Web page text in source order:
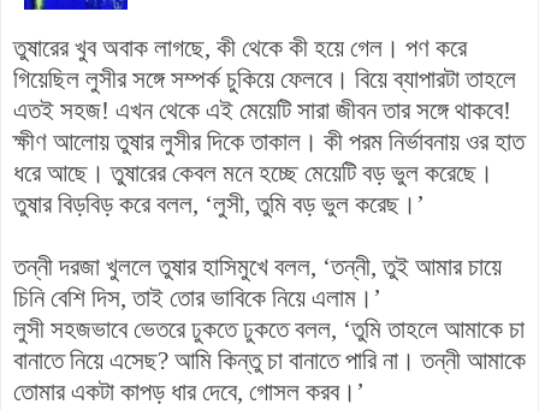
তুষারের খুব অবাক লাগছে, কী থেকে কী হয়ে গেল। পণ করে
গিয়েছিল লুসীর সঙ্গে সম্পর্ক চুকিয়ে ফেলবে। বিয়ে ব্যাপারটা তাহলে
এতই সহজ! এখন থেকে এই মেয়েটি সারা জীবন তার সঙ্গে থাকবে!
ক্ষীণ আলোয় তুষার লুসীর দিকে তাকাল। কী পরম নির্ভাবনায় ওর হাত
ধরে আছে। তুষারের কেবল মনে হচ্ছে মেয়েটি বড় ভুল করেছে।
তুষার বিড়বিড় করে বলল, ‘লুসী, তুমি বড় ভুল করেছ।’
তন্নী দরজা খুললে তুষার হাসিমুখে বলল, ‘তন্নী, তুই আমার চায়ে
চিনি বেশি দিস, তাই তোর ভাবিকে নিয়ে এলাম।’
লুসী সহজভাবে ভেতরে ঢুকতে ঢুকতে বলল, ‘তুমি তাহলে আমাকে চা
বানাতে নিয়ে এসেছ? আমি কিন্তু চা বানাতে পারি না। তন্নী আমাকে
তোমার একটা কাপড় ধার দেবে, গোসল করব।’